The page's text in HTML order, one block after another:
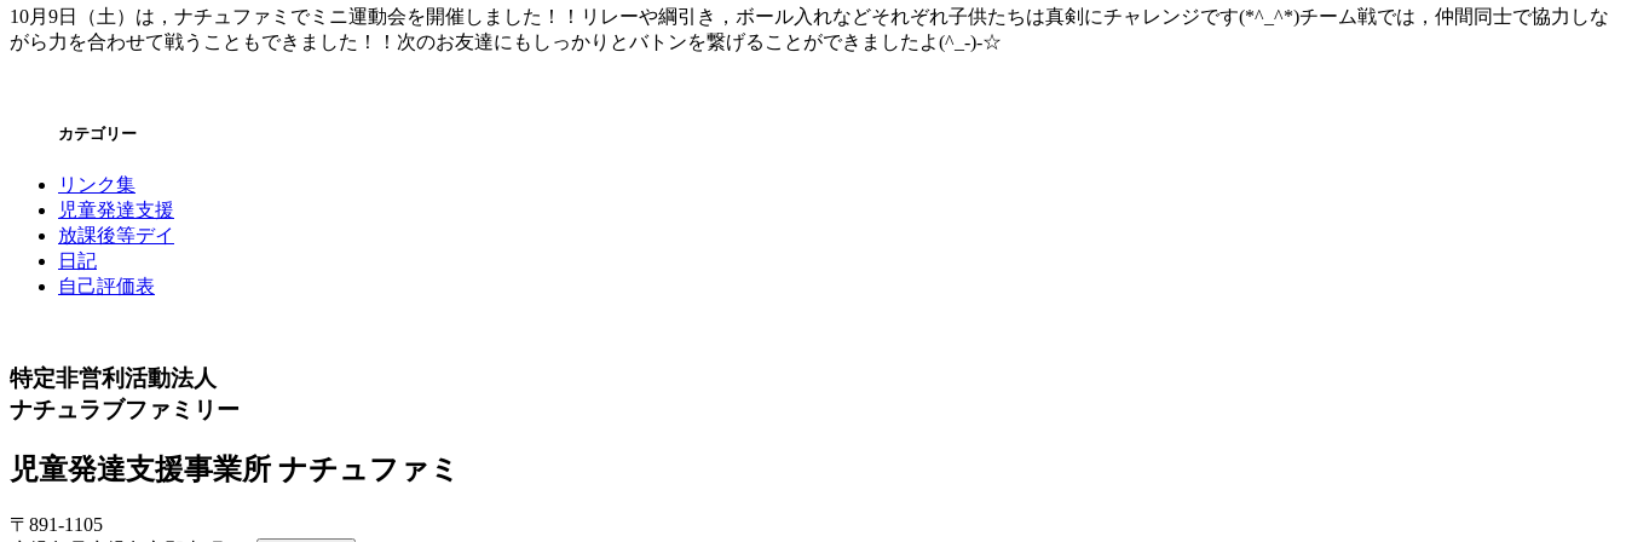
10月9日（土）は，ナチュファミでミニ運動会を開催しました！！リレーや綱引き，ボール入れなどそれぞれ子供たちは真剣にチャレンジです(*^_^*)チーム戦では，仲間同士で協力しな
がら力を合わせて戦うこともできました！！次のお友達にもしっかりとバトンを繋げることができましたよ(^_-)-☆
カテゴリー
リンク集
児童発達支援
放課後等デイ
日記
自己評価表
特定非営利活動法人
ナチュラブファミリー
児童発達支援事業所 ナチュファミ
〒891-1105